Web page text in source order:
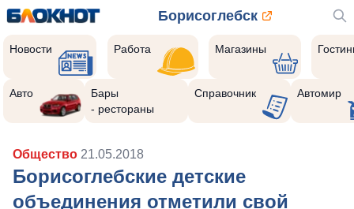
Борисоглебск
Новости Работа Магазины
Авто
Бары
- рестораны
Справочник Автомир
Общество 21.05.2018
Борисоглебские детские
объединения отметили свой